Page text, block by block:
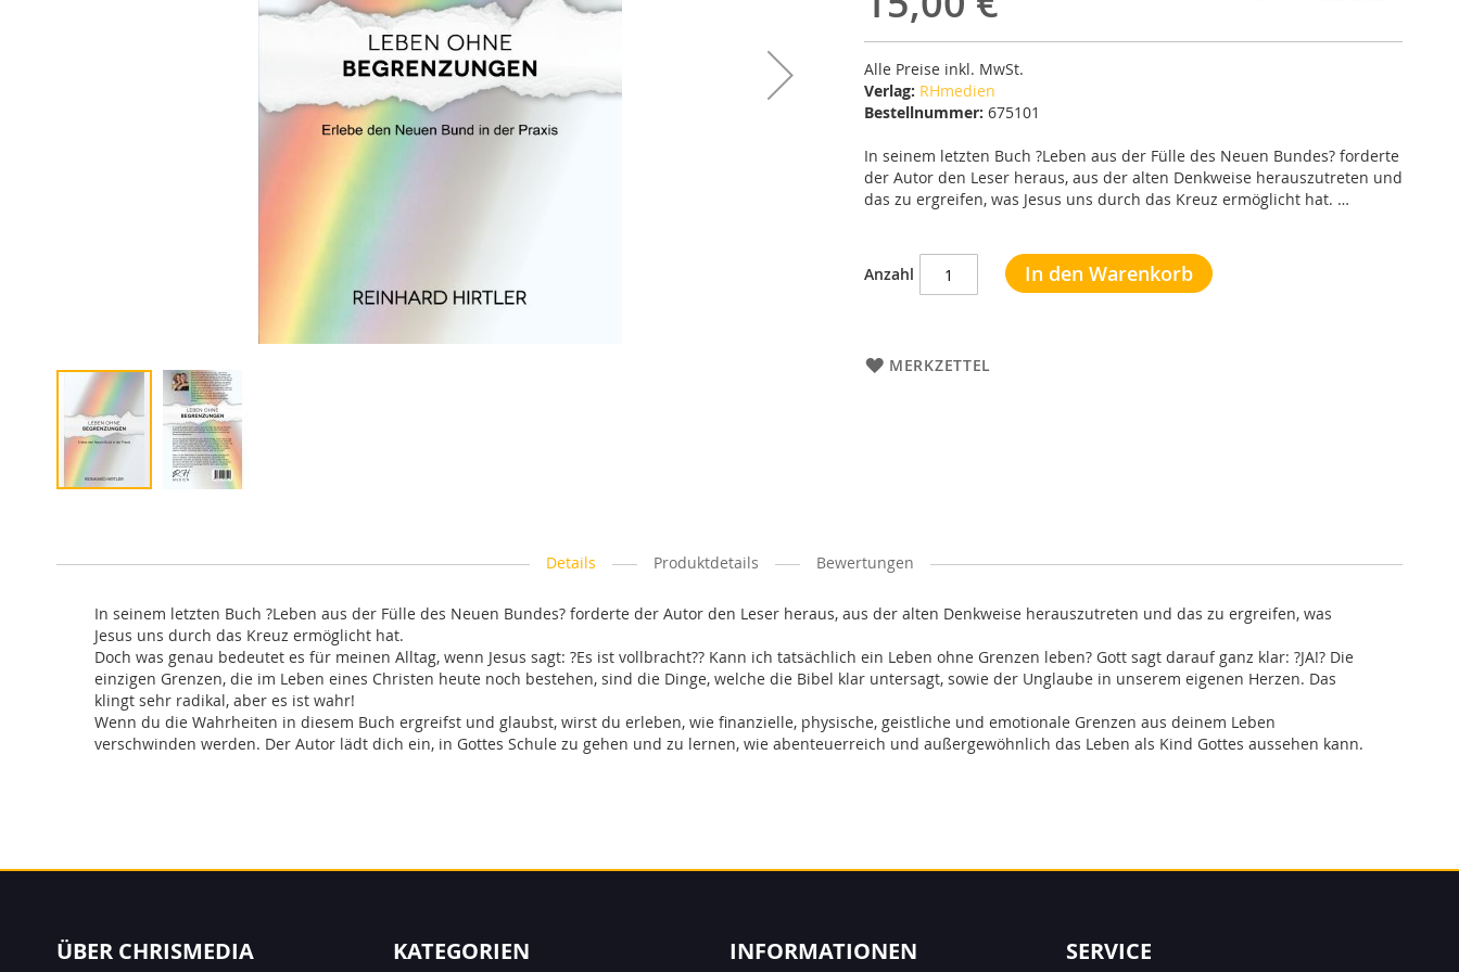
Alle Preise inkl. MwSt.
Verlag: RHmedien
Bestellnummer: 675101
In seinem letzten Buch ?Leben aus der Fülle des Neuen Bundes? forderte
der Autor den Leser heraus, aus der alten Denkweise herauszutreten und
das zu ergreifen, was Jesus uns durch das Kreuz ermöglicht hat. …
Anzahl In den Warenkorb
MERKZETTEL
der
springen
Details
In seinem letzten Buch ?Leben aus der Fülle des Neuen Bundes? forderte der Autor den Leser heraus, aus der alten Denkweise herauszutreten und das zu ergreifen, was
Jesus uns durch das Kreuz ermöglicht hat.
Doch was genau bedeutet es für meinen Alltag, wenn Jesus sagt: ?Es ist vollbracht?? Kann ich tatsächlich ein Leben ohne Grenzen leben? Gott sagt darauf ganz klar: ?JA!? Die
einzigen Grenzen, die im Leben eines Christen heute noch bestehen, sind die Dinge, welche die Bibel klar untersagt, sowie der Unglaube in unserem eigenen Herzen. Das
klingt sehr radikal, aber es ist wahr!
Wenn du die Wahrheiten in diesem Buch ergreifst und glaubst, wirst du erleben, wie finanzielle, physische, geistliche und emotionale Grenzen aus deinem Leben
verschwinden werden. Der Autor lädt dich ein, in Gottes Schule zu gehen und zu lernen, wie abenteuerreich und außergewöhnlich das Leben als Kind Gottes aussehen kann.
Produktdetails Bewertungen
ÜBER CHRISMEDIA KATEGORIEN INFORMATIONEN SERVICE